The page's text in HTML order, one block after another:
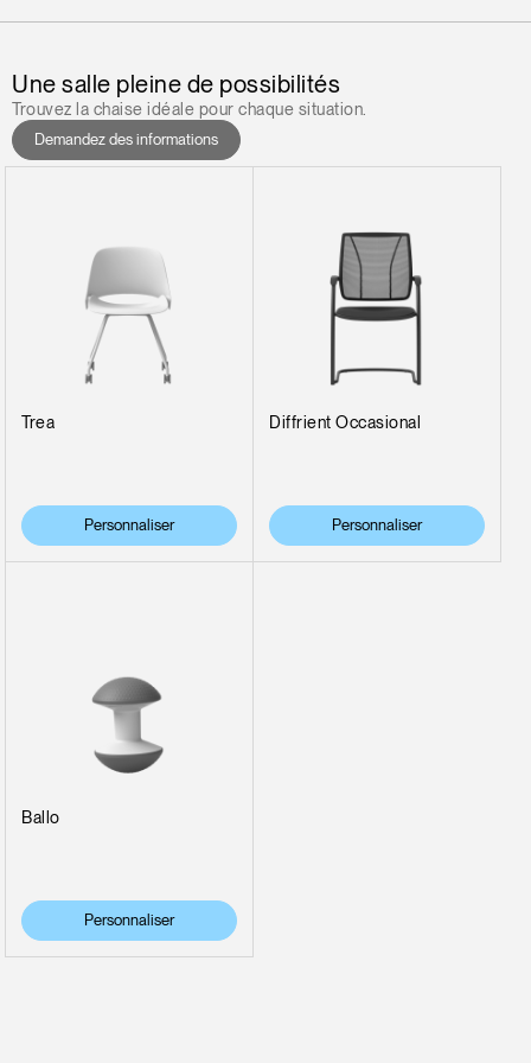
Valider
Une salle pleine de possibilités
Trouvez la chaise idéale pour chaque situation.
Demandez des informations
Trea
Personnaliser
Diffrient Occasional
Personnaliser
Ballo
Personnaliser